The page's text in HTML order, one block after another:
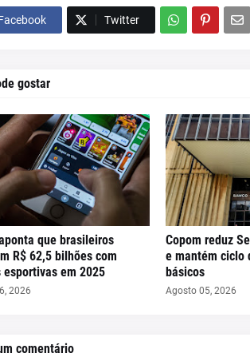
Twitter
gostar
que brasileiros
R$ 62,5 bilhões com
esportivas em 2025
2026
Copom reduz
e mantém ciclo
básicos
Agosto 05, 2026
comentário